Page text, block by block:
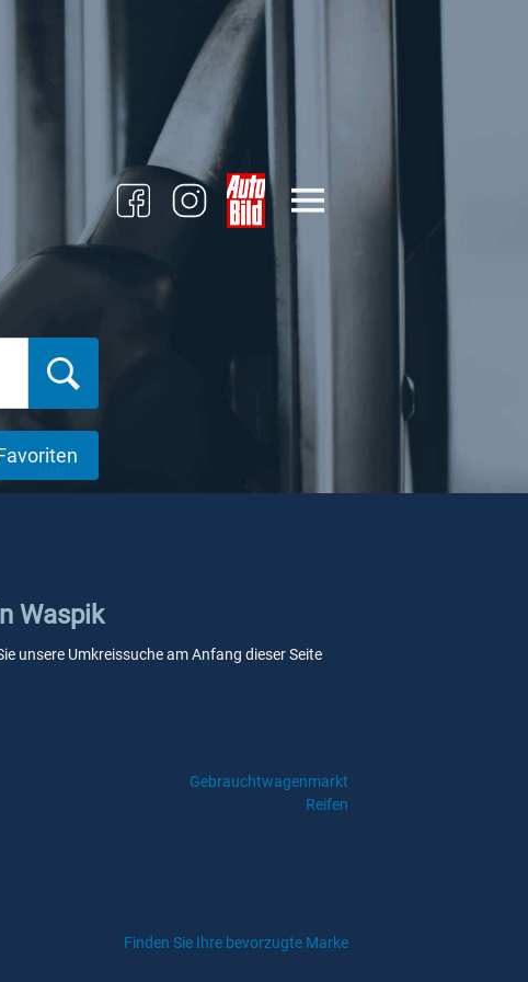
Waspik
unsere Umkreissuche am Anfang dieser Seite
Gebrauchtwagenmarkt
Reifen
Finden Sie Ihre bevorzugte Marke